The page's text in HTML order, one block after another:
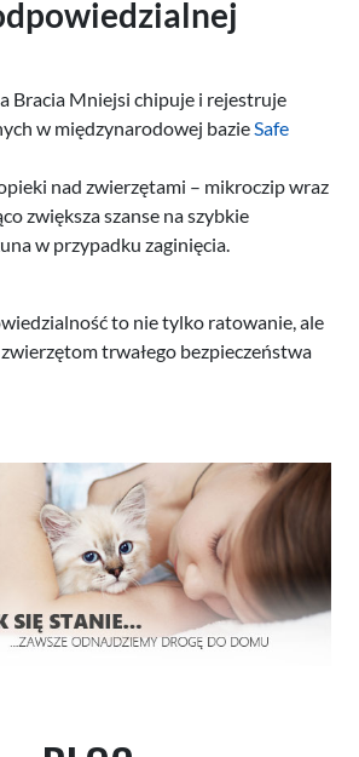
Bracia Mniejsi chipuje i rejestruje
w międzynarodowej bazieSafe
nad zwierzętami – mikroczip wraz
zwiększa szanse na szybkie
w przypadku zaginięcia.
to nie tylko ratowanie, ale
trwałego bezpieczeństwa